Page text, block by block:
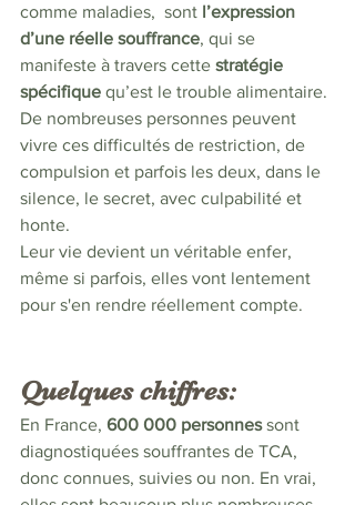
comme maladies,  sont l’expression
d’une réelle souffrance, qui se
manifeste à travers cette stratégie
spécifique qu’est le trouble alimentaire.
De nombreuses personnes peuvent
vivre ces difficultés de restriction, de
compulsion et parfois les deux, dans le
silence, le secret, avec culpabilité et
honte.
Leur vie devient un véritable enfer,
même si parfois, elles vont lentement
pour s'en rendre réellement compte.
Quelques chiffres:
En France, 600 000 personnes sont
diagnostiquées souffrantes de TCA,
donc connues, suivies ou non. En vrai,